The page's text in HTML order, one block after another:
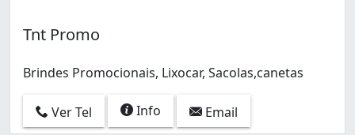
Tnt Promo
Brindes Promocionais, Lixocar, Sacolas,canetas
Ver Tel Info Email